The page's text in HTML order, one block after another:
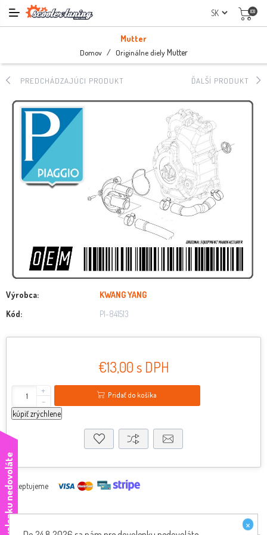
(0)
Mutter
Domov / Originálne diely Mutter
PREDCHÁDZAJÚCI PRODUKT ĎALŠÍ PRODUKT
Výrobca:
KWANG YANG
Kód:
PI-841513
€13,00 s DPH
+
-
Pridať do košíka
kúpiť zrýchlene
Akceptujeme
×